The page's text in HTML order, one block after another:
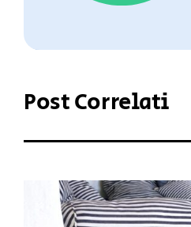
Post Correlati